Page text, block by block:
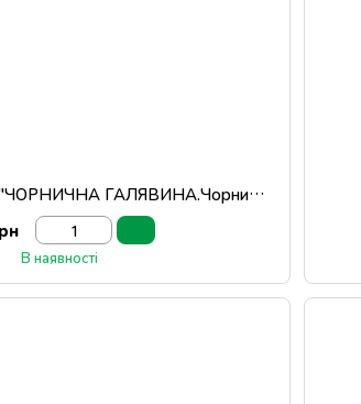
Чай ТМ"Сан Гарден"ЧОРНИЧНА ГАЛЯВИНА.Чорний 25пак.
В наявності